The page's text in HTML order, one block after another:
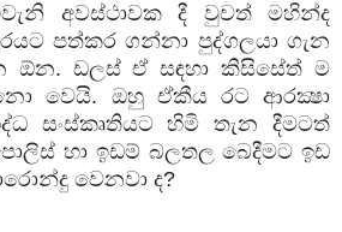
අවස්ථාවක දී වුවත් මහින්ද
පත්කර ගන්නා පුද්ගලයා ගැන
ඕන. ඩලස් ඒ සඳහා කිසිසේත් ම
වෙයි. ඔහු ඒකීය රට ආරක්‍ෂා
සංස්කෘතියට හිමි තැන දීමටත්
හා ඉඩම් බලතල බෙදීමට ඉඩ
වෙනවා ද?